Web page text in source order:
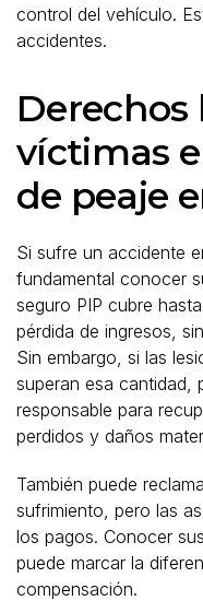
control del vehículo.
accidentes.
Derechos
víctimas
de peaje
Si sufre un accidente
fundamental conocer
seguro PIP cubre
pérdida de ingresos,
Sin embargo, si las
superan esa cantidad,
responsable para
perdidos y daños
También puede
sufrimiento, pero las
los pagos. Conocer
puede marcar la
compensación.